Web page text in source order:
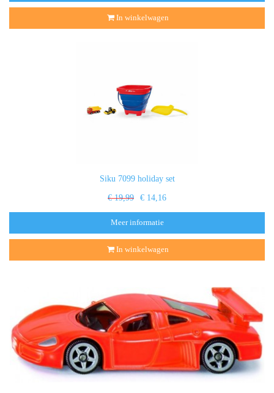
In winkelwagen
Siku 7099 holiday set
€ 19,99 € 14,16
Meer informatie
In winkelwagen